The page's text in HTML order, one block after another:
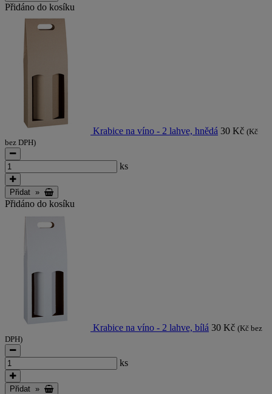
Přidáno do kosíku
Krabice na víno - 2 lahve, hnědá 30 Kč (Kč
bez DPH)
ks
Přidat »
Přidáno do kosíku
Krabice na víno - 2 lahve, bílá 30 Kč (Kč bez
DPH)
ks
Přidat »